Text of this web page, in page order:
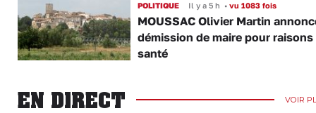
POLITIQUE Il y a 5 h •vu 1083 fois
MOUSSAC Olivier Martin
démission de maire pour raisons
santé
EN DIRECT VOIR